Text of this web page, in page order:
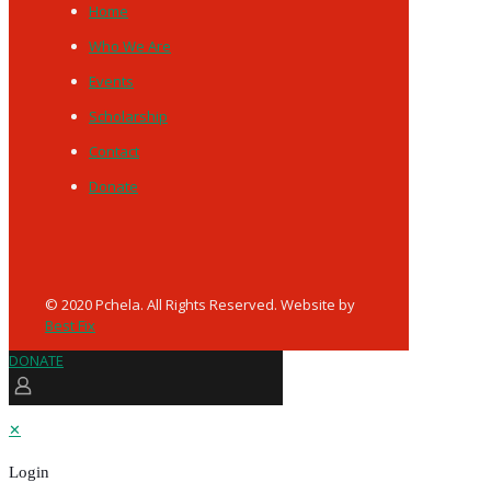
Home
Who We Are
Events
Scholarship
Contact
Donate
© 2020 Pchela. All Rights Reserved. Website by
Best Fix
DONATE
✕
Login